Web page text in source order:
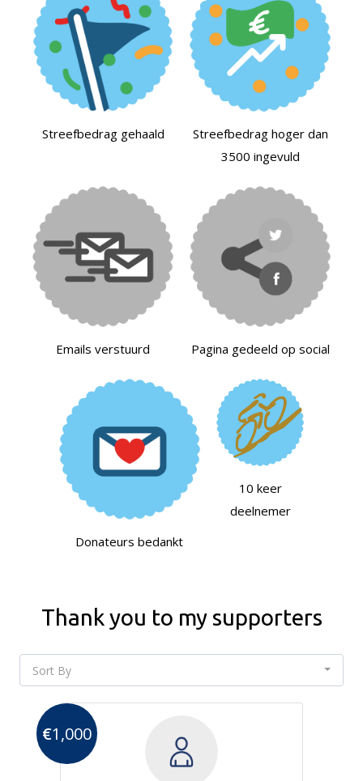
Streefbedrag gehaald
Streefbedrag hoger dan
3500 ingevuld
Emails verstuurd Pagina gedeeld op social
Donateurs bedankt
10 keer
deelnemer
Thank you to my supporters
Sort By
€1,000